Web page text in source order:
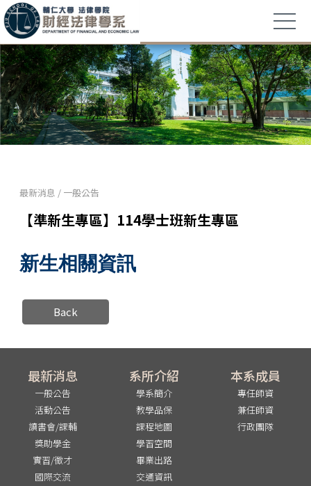
最新消息 / 一般公告
【準新生專區】114學士班新生專區
新生相關資訊
Back
最新消息
一般公告
活動公告
讀書會/課輔
獎助學金
實習/徵才
國際交流
系所介紹
學系簡介
教學品保
課程地圖
學習空間
畢業出路
交通資訊
本系成員
專任師資
兼任師資
行政團隊